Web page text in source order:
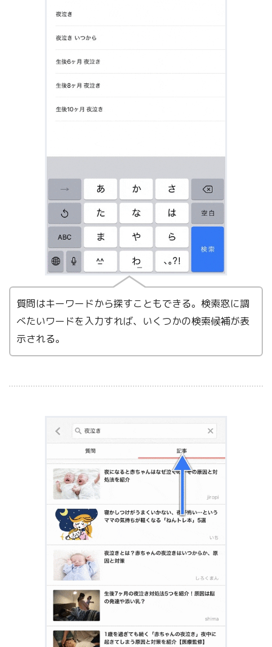
質問はキーワードから探すこともできる。検索窓に調
べたいワードを入力すれば、いくつかの検索候補が表
示される。